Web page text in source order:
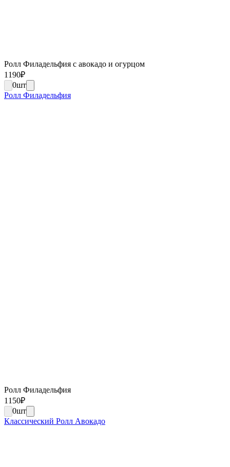
Ролл Филадельфия с авокадо и огурцом
1190₽
0шт
Ролл Филадельфия
Ролл Филадельфия
1150₽
0шт
Классический Ролл Авокадо